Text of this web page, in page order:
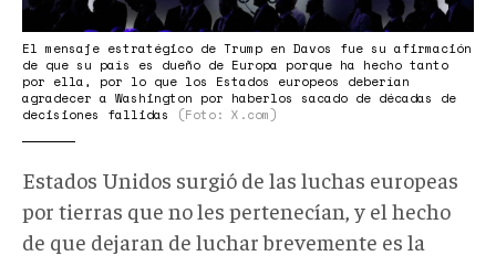
El mensaje estratégico de Trump en Davos fue su afirmación
de que su país es dueño de Europa porque ha hecho tanto
por ella, por lo que los Estados europeos deberían
agradecer a Washington por haberlos sacado de décadas de
decisiones fallidas
(Foto: X.com)
Estados Unidos surgió de las luchas europeas
por tierras que no les pertenecían, y el hecho
de que dejaran de luchar brevemente es la